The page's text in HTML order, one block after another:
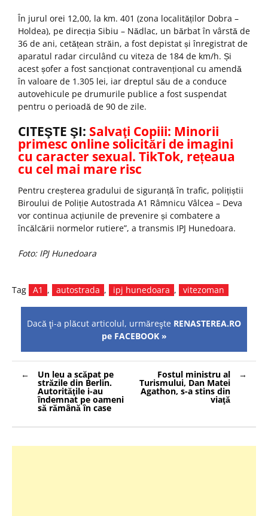
În jurul orei 12,00, la km. 401 (zona localităților Dobra –
Holdea), pe direcția Sibiu – Nădlac, un bărbat în vârstă de
36 de ani, cetățean străin, a fost depistat și înregistrat de
aparatul radar circulând cu viteza de 184 de km/h. Și
acest șofer a fost sancționat contravențional cu amendă
în valoare de 1.305 lei, iar dreptul său de a conduce
autovehicule pe drumurile publice a fost suspendat
pentru o perioadă de 90 de zile.
CITEŞTE ŞI: Salvaţi Copiii: Minorii
primesc online solicitări de imagini
cu caracter sexual. TikTok, rețeaua
cu cel mai mare risc
Pentru creșterea gradului de siguranță în trafic, polițiștii
Biroului de Poliție Autostrada A1 Râmnicu Vâlcea – Deva
vor continua acțiunile de prevenire și combatere a
încălcării normelor rutiere”, a transmis IPJ Hunedoara.
Foto: IPJ Hunedoara
Tag A1 , autostrada , ipj hunedoara , vitezoman
Dacă ţi-a plăcut articolul, urmăreşte RENASTEREA.RO
pe FACEBOOK »
Navigare
în
articole
Un leu a scăpat pe
străzile din Berlin.
Autorităţile i-au
îndemnat pe oameni
să rămână în case
Fostul ministru al
Turismului, Dan Matei
Agathon, s-a stins din
viaţă